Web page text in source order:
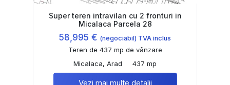
Super teren intravilan cu 2 fronturi in
Micalaca Parcela 28
58,995 € (negociabil) TVA inclus
Teren de 437 mp de vânzare
Micalaca, Arad
437 mp
Vezi mai multe detalii